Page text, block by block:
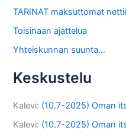
TARINAT maksuttomat
Toisinaan ajattelua
Yhteiskunnan suunta…
Keskustelu
Kalevi: (10.7-2025) Oman
Kalevi: (10.7-2025) Oman